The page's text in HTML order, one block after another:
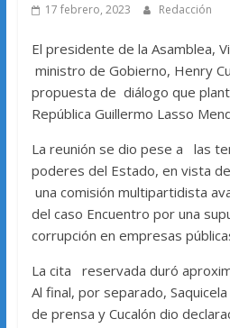
17 febrero, 2023 Redacción
El presidente de la Asamblea,
ministro de Gobierno, Henry
propuesta de diálogo que
República Guillermo Lasso
La reunión se dio pese a las
poderes del Estado, en vista
una comisión multipartidista
del caso Encuentro por una
corrupción en empresas
La cita reservada duró
Al final, por separado,
de prensa y Cucalón dio